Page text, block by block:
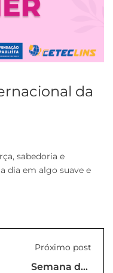
da
sabedoria e
dia em algo suave e
Próximo post
Semana das